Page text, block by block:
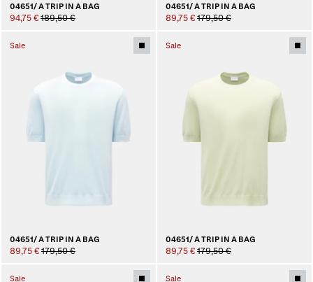
04651/ A TRIP IN A BAG
94,75 € 189,50 €
04651/ A TRIP IN A BAG
89,75 € 179,50 €
Sale
04651/ A TRIP IN A BAG
89,75 € 179,50 €
Sale
04651/ A TRIP IN A BAG
89,75 € 179,50 €
Sale Sale